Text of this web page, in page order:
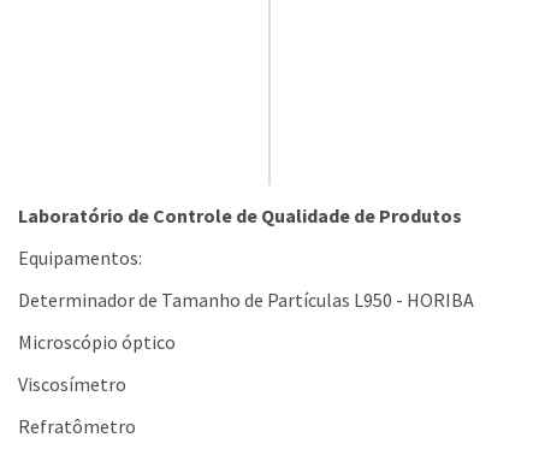
Laboratório de Controle de Qualidade de Produtos
Equipamentos:
Determinador de Tamanho de Partículas L950 - HORIBA
Microscópio óptico
Viscosímetro
Refratômetro